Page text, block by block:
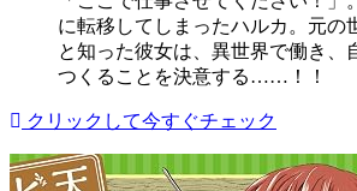
に転移してしまったハルカ。元の
と知った彼女は、異世界で働き、
つくることを決意する……！！
クリックして今すぐチェック